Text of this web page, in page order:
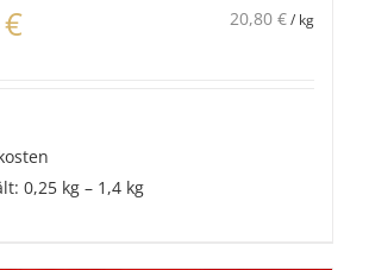
€ 20,80 €/ kg
0,25 kg – 1,4 kg